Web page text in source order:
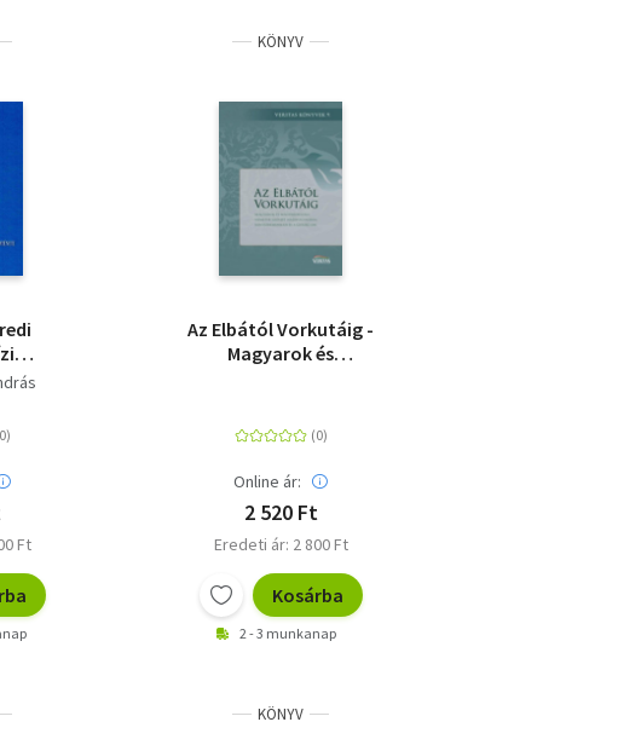
Ft
KÖNYV
Az Elbától Vorkutáig -
Magyarok és
hadifogságban,
kényszermunkán és a
GULÁG-on
Online ár:
2 520 Ft
Eredeti ár: 2 800 Ft
Kosárba
2 - 3 munkanap
KÖNYV